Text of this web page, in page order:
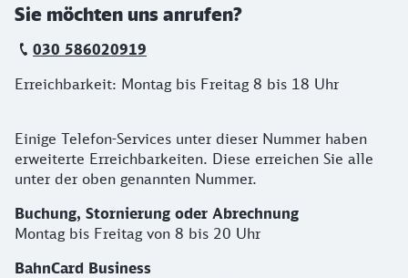
Sie möchten uns anrufen?
030 586020919
Erreichbarkeit: Montag bis Freitag 8 bis 18 Uhr
Einige Telefon-Services unter dieser Nummer haben
erweiterte Erreichbarkeiten. Diese erreichen Sie alle
unter der oben genannten Nummer.
Buchung, Stornierung oder Abrechnung
Montag bis Freitag von 8 bis 20 Uhr
BahnCard Business